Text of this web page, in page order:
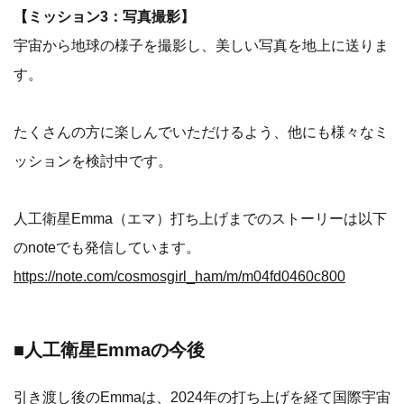
【ミッション3：写真撮影】
宇宙から地球の様子を撮影し、美しい写真を地上に送りま
す。
たくさんの方に楽しんでいただけるよう、他にも様々なミ
ッションを検討中です。
人工衛星Emma（エマ）打ち上げまでのストーリーは以下
のnoteでも発信しています。
https://note.com/cosmosgirl_ham/m/m04fd0460c800
■人工衛星Emmaの今後
引き渡し後のEmmaは、2024年の打ち上げを経て国際宇宙